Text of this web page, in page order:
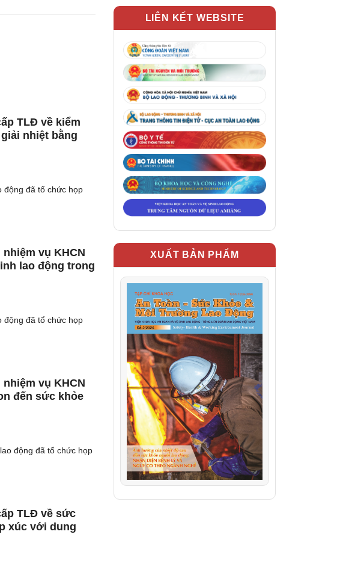
TLĐ về kiểm
nhiệt bằng
động đã tổ chức họp
vụ KHCN
lao động trong
động đã tổ chức họp
vụ KHCN
đến sức khỏe
động đã tổ chức họp
TLĐ về sức
xúc với dung
LIÊN KẾT WEBSITE
XUẤT BẢN PHẨM